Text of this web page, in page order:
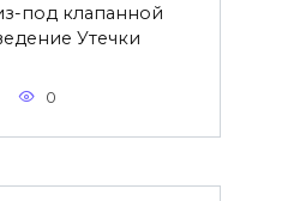
под клапанной
Утечки
0